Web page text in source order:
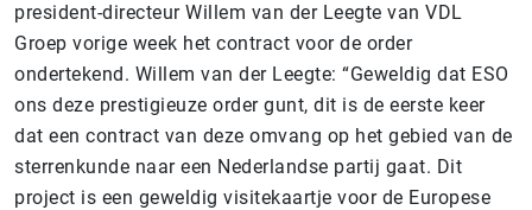
president-directeur Willem van der Leegte van VDL
Groep vorige week het contract voor de order
ondertekend. Willem van der Leegte: “Geweldig dat ESO
ons deze prestigieuze order gunt, dit is de eerste keer
dat een contract van deze omvang op het gebied van de
sterrenkunde naar een Nederlandse partij gaat. Dit
project is een geweldig visitekaartje voor de Europese